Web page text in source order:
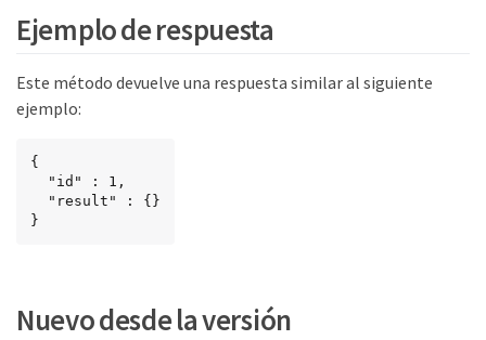
Ejemplo de respuesta
Este método devuelve una respuesta similar al siguiente
ejemplo:
{
}
Nuevo desde la versión